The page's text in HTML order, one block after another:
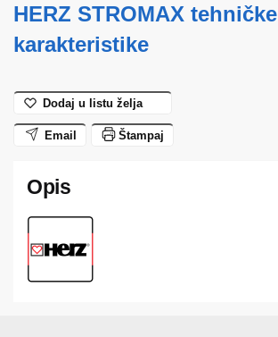
HERZ STROMAX tehničke
karakteristike
Dodaj u listu želja
Email Štampaj